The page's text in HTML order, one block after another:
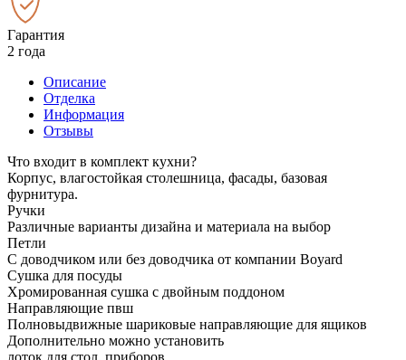
Гарантия
2 года
Описание
Отделка
Информация
Отзывы
Что входит в комплект кухни?
Корпус, влагостойкая столешница, фасады, базовая
фурнитура.
Ручки
Различные варианты дизайна и материала на выбор
Петли
С доводчиком или без доводчика от компании Boyard
Сушка для посуды
Хромированная сушка с двойным поддоном
Направляющие пвш
Полновыдвижные шариковые направляющие для ящиков
Дополнительно можно установить
лоток для стол. приборов